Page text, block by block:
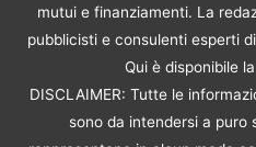
mutui e finanziamenti. La
pubblicisti e consulenti esperti
Qui è disponibile la
DISCLAIMER: Tutte le
sono da intendersi a puro